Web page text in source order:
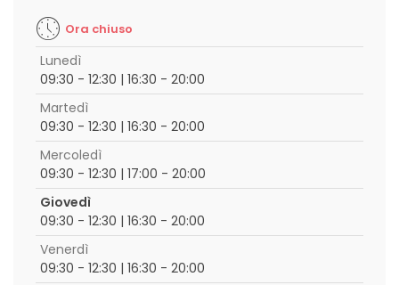
Ora chiuso
Lunedì
09:30 - 12:30 | 16:30 - 20:00
Martedì
09:30 - 12:30 | 16:30 - 20:00
Mercoledì
09:30 - 12:30 | 17:00 - 20:00
Giovedì
09:30 - 12:30 | 16:30 - 20:00
Venerdì
09:30 - 12:30 | 16:30 - 20:00